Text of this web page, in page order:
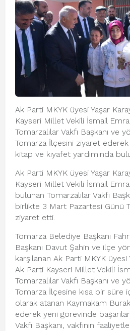
Ak Parti MKYK üyesi Yaşar
Kayseri Millet Vekili İsmail
Tomarzalılar Vakfı Başkanı ve
Tomarza İlçesini ziyaret
kitap ve kıyafet yardımında
Ak Parti MKYK üyesi Yaşar
Kayseri Millet Vekili İsmail
bulunan Tomarzalılar Vakfı
birlikte 3 Mart Pazartesi Günü
ziyaret etti.
Tomarza Belediye Başkanı
Başkanı Davut Şahin ve ilçe
karşılanan Ak Parti MKYK
Ak Parti Kayseri Millet Vekili
Tomarzalılar Vakfı Başkanı ve
Tomarza İlçesine kısa bir süre
olarak atanan Kaymakam
ederek yeni görevinde
Vakfı Başkanı, vakfının